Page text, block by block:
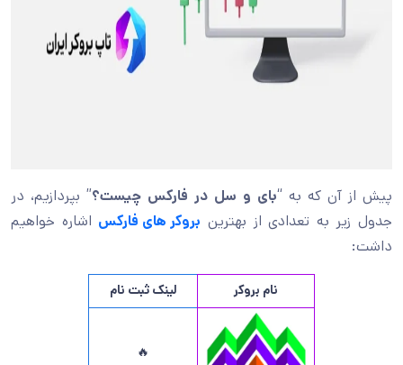
پیش از آن که به “بای و سل در فارکس چیست؟” بپردازیم، در
جدول زیر به تعدادی از بهترین بروکر های فارکس اشاره خواهیم
داشت:
نام بروکر لینک ثبت نام
🔥